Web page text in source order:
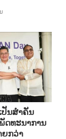
ປັນສຳຄັນ
ດທະນາການ
ກວ່າ